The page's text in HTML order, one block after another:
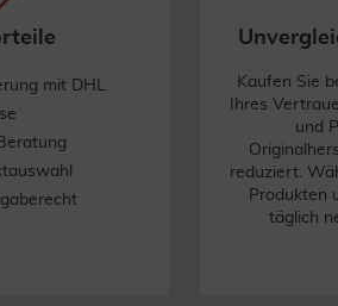
mit DHL
Kaufen Sie
Ihres
und
reduziert.
Produkten
täglich